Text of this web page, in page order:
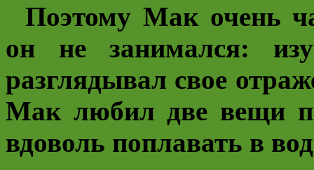
Поэтому Мак очень
он не занимался:
разглядывал свое
Мак любил две вещи
вдоволь поплавать в